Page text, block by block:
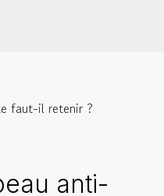
faut-il retenir ?
anti-